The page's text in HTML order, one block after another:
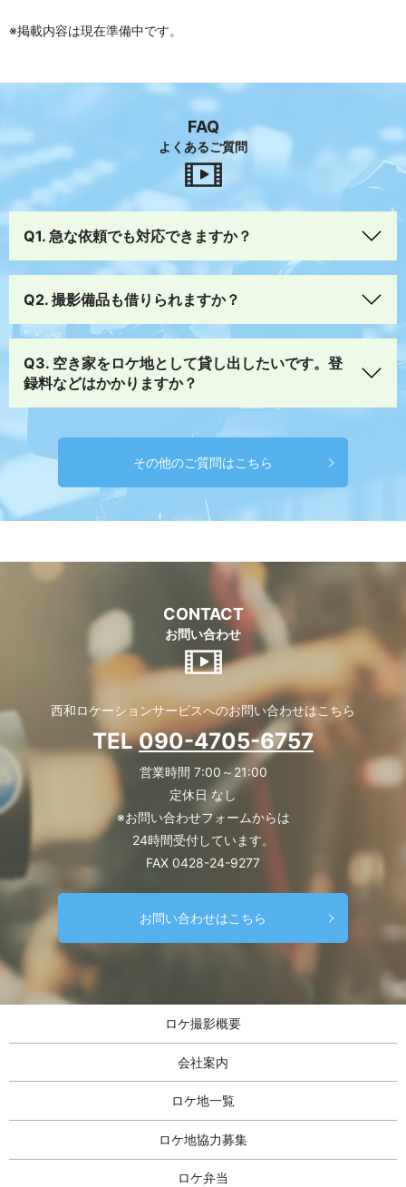
※掲載内容は現在準備中です。
FAQ
よくあるご質問
Q1. 急な依頼でも対応できますか？
Q2. 撮影備品も借りられますか？
Q3. 空き家をロケ地として貸し出したいです。登
録料などはかかりますか？
その他のご質問はこちら
CONTACT
お問い合わせ
西和ロケーションサービスへのお問い合わせはこちら
TEL090-4705-6757
営業時間 7:00～21:00
定休日 なし
※お問い合わせフォームからは
24時間受付しています。
FAX 0428-24-9277
お問い合わせはこちら
ロケ撮影概要
会社案内
ロケ地一覧
ロケ地協力募集
ロケ弁当